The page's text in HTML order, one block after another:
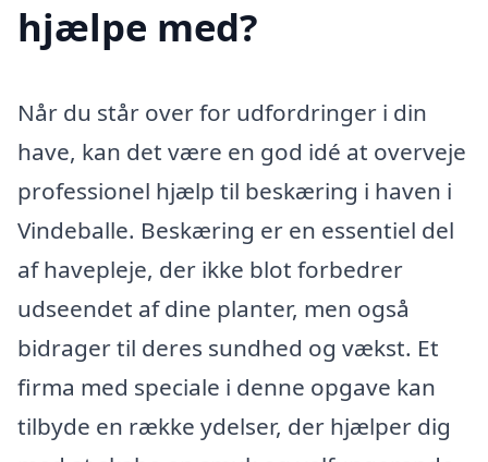
hjælpe med?
Når du står over for udfordringer i din
have, kan det være en god idé at overveje
professionel hjælp til beskæring i haven i
Vindeballe. Beskæring er en essentiel del
af havepleje, der ikke blot forbedrer
udseendet af dine planter, men også
bidrager til deres sundhed og vækst. Et
firma med speciale i denne opgave kan
tilbyde en række ydelser, der hjælper dig